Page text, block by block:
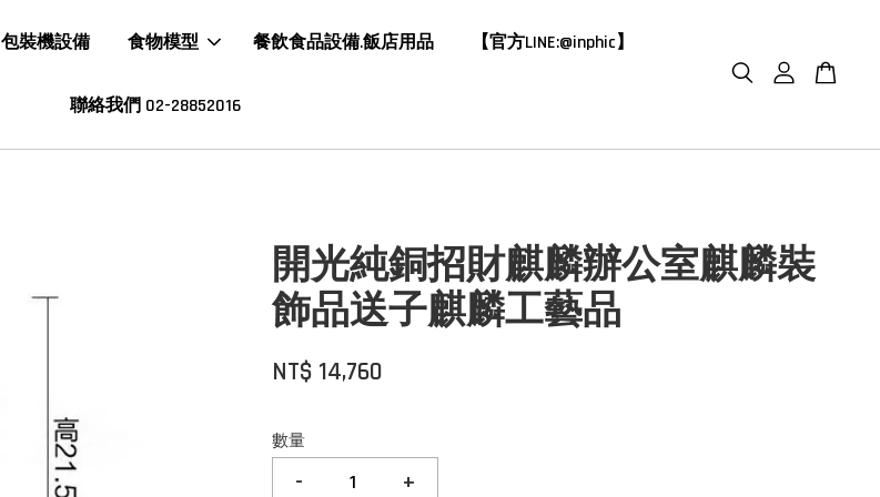
包裝機設備 食物模型 餐飲食品設備.飯店用品 【官方LINE:@inphic】
聯絡我們 02-28852016
開光純銅招財麒麟辦公室麒麟裝
飾品送子麒麟工藝品
NT$ 14,760
數量
- +